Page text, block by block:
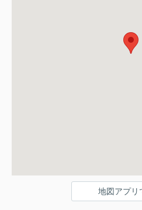
地図アプリ